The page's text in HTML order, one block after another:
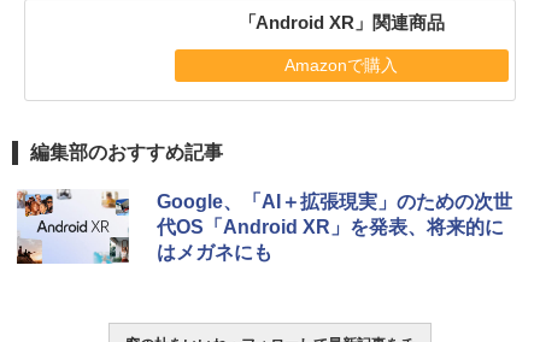
「Android XR」関連商品
Amazonで購入
編集部のおすすめ記事
Google、「AI＋拡張現実」のための次世
代OS「Android XR」を発表、将来的に
はメガネにも